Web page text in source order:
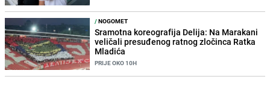
/NOGOMET
Sramotna koreografija Delija: Na Marakani
veličali presuđenog ratnog zločinca Ratka
Mladića
PRIJE OKO 10H